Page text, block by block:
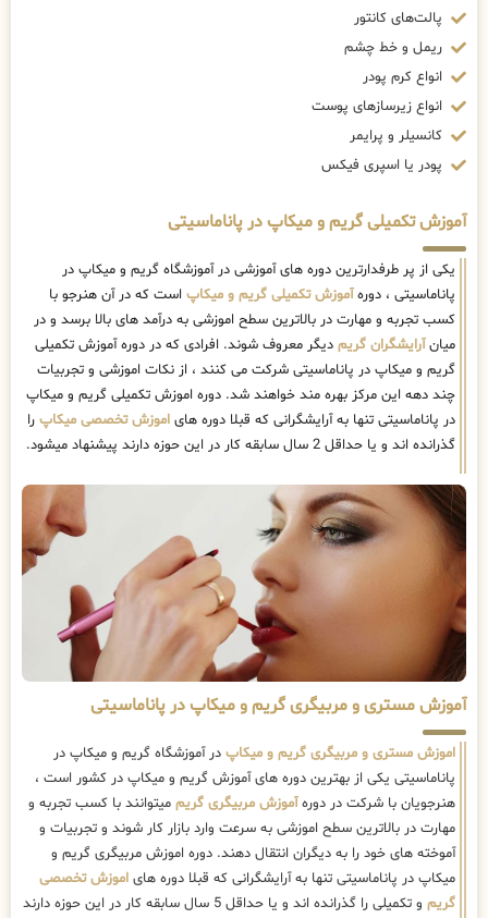
پالت‌های کانتور
ریمل و خط چشم
انواع کرم پودر
انواع زیرسازهای پوست
کانسیلر و پرایمر
پودر یا اسپری فیکس
آموزش تکمیلی گریم و میکاپ در پاناماسیتی
یکی از پر طرفدارترین دوره های آموزشی در آموزشگاه گریم و میکاپ در
پاناماسیتی ، دورهآموزش تکمیلی گریم و میکاپ است که در آن هنرجو با
کسب تجربه و مهارت در بالاترین سطح اموزشی به درآمد های بالا برسد و در
میانآرایشگران گریم دیگر معروف شوند. افرادی که در دوره آموزش تکمیلی
گریم و میکاپ در پاناماسیتی شرکت می کنند ، از نکات اموزشی و تجربیات
چند دهه این مرکز بهره مند خواهند شد. دوره اموزش تکمیلی گریم و میکاپ
در پاناماسیتی تنها به آرایشگرانی که قبلا دوره های اموزش تخصصی میکاپ را
گذرانده اند و یا حداقل 2 سال سابقه کار در این حوزه دارند پیشنهاد میشود.
آموزش مستری و مربیگری گریم و میکاپ در پاناماسیتی
اموزش مستری و مربیگری گریم و میکاپ در آموزشگاه گریم و میکاپ در
پاناماسیتی یکی از بهترین دوره های آموزش گریم و میکاپ در کشور است ،
هنرجویان با شرکت در دورهآموزش مربیگری گریم میتوانند با کسب تجربه و
مهارت در بالاترین سطح اموزشی به سرعت وارد بازار کار شوند و تجربیات و
آموخته های خود را به دیگران انتقال دهند. دوره اموزش مربیگری گریم و
میکاپ در پاناماسیتی تنها به آرایشگرانی که قبلا دوره های اموزش تخصصی
گریم
و تکمیلی را گذرانده اند و یا حداقل 5 سال سابقه کار در این حوزه دارند